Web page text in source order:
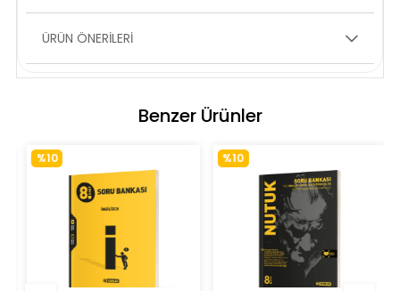
ÜRÜN ÖNERILERI
Benzer Ürünler
%10 %10